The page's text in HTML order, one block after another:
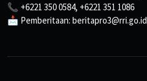
📞 +6221 350 0584, +6221 351 1086
📩 Pemberitaan: beritapro3@rri.go.id